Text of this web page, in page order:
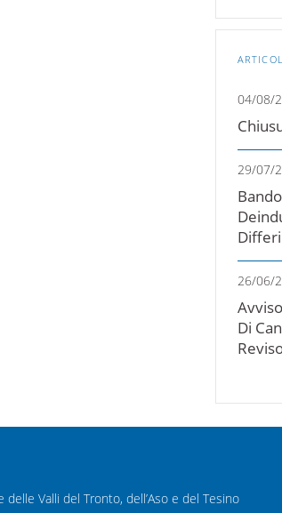
04/08/
29/07/
26/06/
Di
Valli del Tronto, dell’Aso e del Tesino